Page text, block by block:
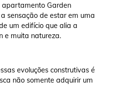
Garden
sensação de estar em uma
um edifício que alia a
e muita natureza.
evoluções construtivas é
não somente adquirir um